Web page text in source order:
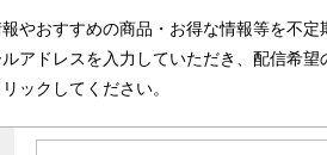
やおすすめの商品・お得な情報等を不定
アドレスを入力していただき、配信希望
ックしてください。